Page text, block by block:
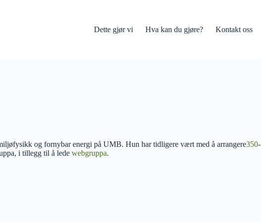
Dette gjør vi Hva kan du gjøre? Kontakt oss
og fornybar energi på UMB. Hun har tidligere vært med å arrangere350-
i tillegg til å lede webgruppa.